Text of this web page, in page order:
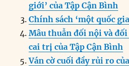
o
o
k
I
n
g
er
p
p
giới’ của Tập Cận Bình
Chính sách ‘một quốc
Mâu thuẫn đối nội và
cai trị của Tập Cận Bình
Ván cờ cuối đầy rủi ro